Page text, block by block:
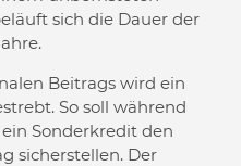
sich die Dauer der
Beitrags wird ein
So soll während
Sonderkredit den
sicherstellen. Der